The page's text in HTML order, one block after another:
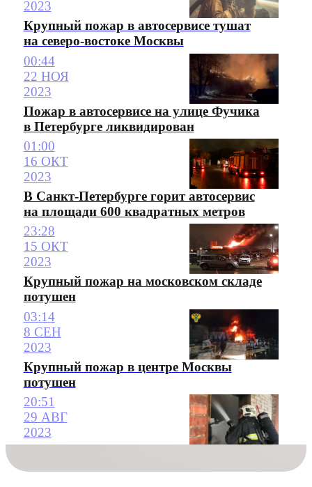
2023
Крупный пожар в автосервисе тушат
на северо-востоке Москвы
00:44
22 НОЯ
2023
Пожар в автосервисе на улице Фучика
в Петербурге ликвидирован
01:00
16 ОКТ
2023
В Санкт-Петербурге горит автосервис
на площади 600 квадратных метров
23:28
15 ОКТ
2023
Крупный пожар на московском складе
потушен
03:14
8 СЕН
2023
Крупный пожар в центре Москвы
потушен
20:51
29 АВГ
2023